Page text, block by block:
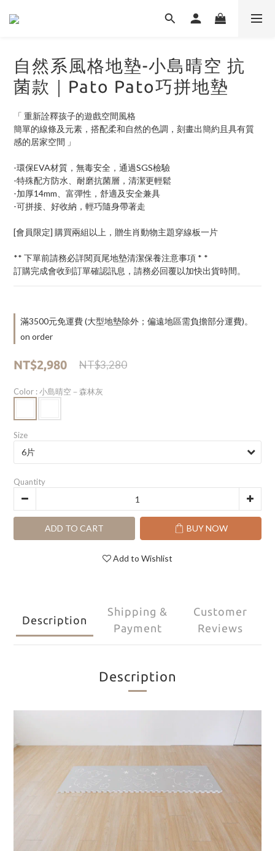
自然系風格地墊-小島晴空 抗
菌款｜Pato Pato巧拼地墊
「 重新詮釋孩子的遊戲空間風格
簡單的線條及元素，搭配柔和自然的色調，刻畫出簡約且具有質
感的居家空間 」
-環保EVA材質，無毒安全，通過SGS檢驗
-特殊配方防水、耐磨抗菌層，清潔更輕鬆
-加厚14mm、富彈性，舒適及安全兼具
-可拼接、好收納，輕巧隨身帶著走
[會員限定] 購買兩組以上，贈生肖動物主題穿線板一片
** 下單前請務必詳閱頁尾地墊清潔保養注意事項 * *
訂購完成會收到訂單確認訊息，請務必回覆以加快出貨時間。
滿3500元免運費 (大型地墊除外；偏遠地區需負擔部分運費)。
on order
NT$2,980 NT$3,280
Color : 小島晴空－森林灰
Size
Quantity
ADD TO CART BUY NOW
Add to Wishlist
Description
Shipping &
Payment
Customer
Reviews
Description